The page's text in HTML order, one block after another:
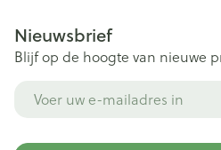
Nieuwsbrief
Blijf op de hoogte van nieuwe